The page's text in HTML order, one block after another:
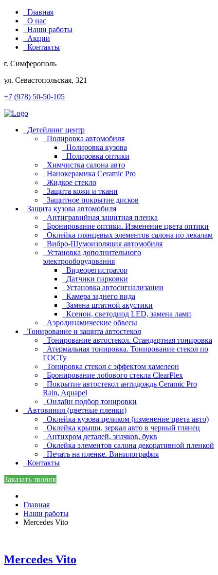
Главная
О нас
Наши работы
Акции
Контакты
г. Симферополь
ул. Севастопольская, 321
+7 (978) 50-50-105
Детейлинг центр
Полировка автомобиля
Полировка кузова
Полировка оптики
Химчистка салона авто
Нанокерамика Ceramic Pro
Жидкое стекло
Защита кожи и ткани
Защитное покрытие дисков
Защита кузова автомобиля
Антигравийная защитная пленка
Бронирование оптики. Изменение цвета оптики
Оклейка глянцевых элементов салона по лекалам
Вибро-Шумоизоляция автомобиля
Установка дополнительного
электрооборудования
Видеорегистратор
Датчики парковки
Установка автосигнализации
Камера заднего вида
Замена штатной акустики
Ксенон, светодиод LED, замена ламп
Аэродинамические обвесы
Тонирование и защита автостекол
Тонирование автостекол. Стандартная тонировка
Атермальная тонировка. Тонирование стекол по
ГОСТу
Тонировка стекол с эффектом хамелеон
Бронирование лобового стекла ClearPlex
Покрытие автостекол антидождь Ceramic Pro
Rain, Aquapel
Онлайн подбор тонировки
Автовинил (цветные пленки)
Оклейка кузова целиком (изменение цвета авто)
Оклейка крыши, зеркал авто в черный глянец
Антихром деталей, значков, букв
Оклейка элементов салона декоративной пленкой
Печать на пленке. Винилография
Контакты
Заказать звонок
Главная
Наши работы
Mercedes Vito
Mercedes Vito